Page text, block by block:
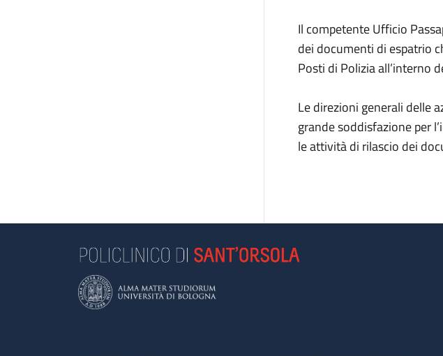
Il competente Ufficio
dei documenti di espatrio
Posti di Polizia all’interno
Le direzioni generali delle
grande soddisfazione per
le attività di rilascio dei